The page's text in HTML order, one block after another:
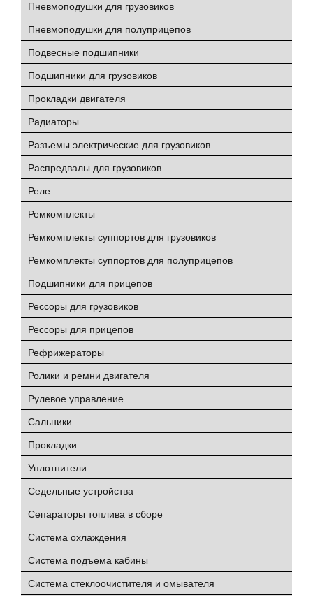
Пневмоподушки для грузовиков
Пневмоподушки для полуприцепов
Подвесные подшипники
Подшипники для грузовиков
Прокладки двигателя
Радиаторы
Разъемы электрические для грузовиков
Распредвалы для грузовиков
Реле
Ремкомплекты
Ремкомплекты суппортов для грузовиков
Ремкомплекты суппортов для полуприцепов
Подшипники для прицепов
Рессоры для грузовиков
Рессоры для прицепов
Рефрижераторы
Ролики и ремни двигателя
Рулевое управление
Сальники
Прокладки
Уплотнители
Седельные устройства
Сепараторы топлива в сборе
Система охлаждения
Система подъема кабины
Система стеклоочистителя и омывателя